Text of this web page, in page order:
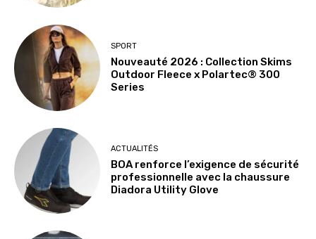
SPORT
Nouveauté 2026 : Collection Skims
Outdoor Fleece x Polartec® 300
Series
ACTUALITÉS
BOA renforce l’exigence de sécurité
professionnelle avec la chaussure
Diadora Utility Glove